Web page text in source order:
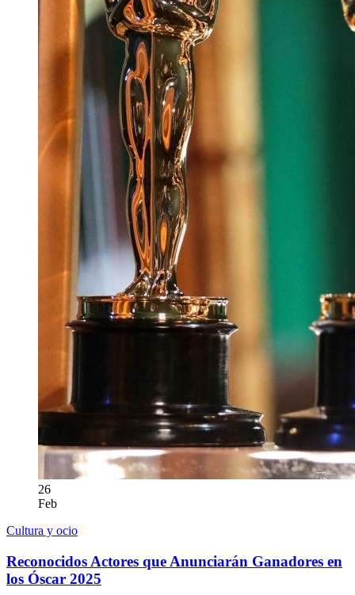
26
Feb
Cultura y ocio
Reconocidos Actores que Anunciarán Ganadores en
los Óscar 2025